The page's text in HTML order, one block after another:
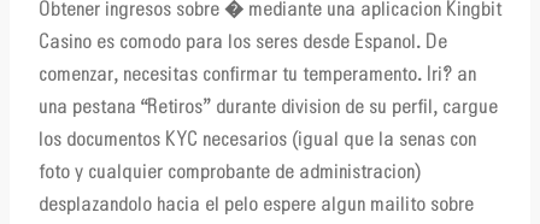
Obtener ingresos sobre � mediante una aplicacion Kingbit
Casino es comodo para los seres desde Espanol. De
comenzar, necesitas confirmar tu temperamento. Iri? an
una pestana “Retiros” durante division de su perfil, cargue
los documentos KYC necesarios (igual que la senas con
foto y cualquier comprobante de administracion)
desplazandolo hacia el pelo espere algun mailito sobre